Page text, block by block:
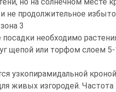
не продолжительное
3
необходимо
щепой или торфом слоем
узкопирамидальной
живых изгородей. Частота